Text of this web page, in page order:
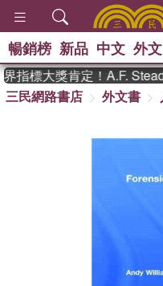
暢銷榜 新品 中文 外文
標大獎肯定！A.F.
三民網路書店
外文書